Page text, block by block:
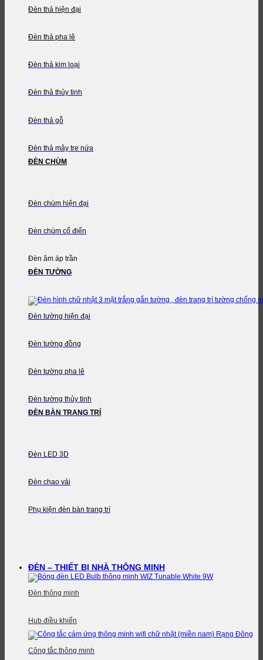
Đèn thả hiện đại
Đèn thả pha lê
Đèn thả kim loại
Đèn thả thủy tinh
Đèn thả gỗ
Đèn thả mây tre nứa
ĐÈN CHÙM
Đèn chùm hiện đại
Đèn chùm cổ điển
Đèn âm áp trần
ĐÈN TƯỜNG
Đèn tường hiện đại
Đèn tường đồng
Đèn tường pha lê
Đèn tường thủy tinh
ĐÈN BÀN TRANG TRÍ
Đèn LED 3D
Đèn chao vải
Phụ kiện đèn bàn trang trí
ĐÈN – THIẾT BỊ NHÀ THÔNG MINH
Đèn thông minh
Hub điều khiển
Công tắc thông minh